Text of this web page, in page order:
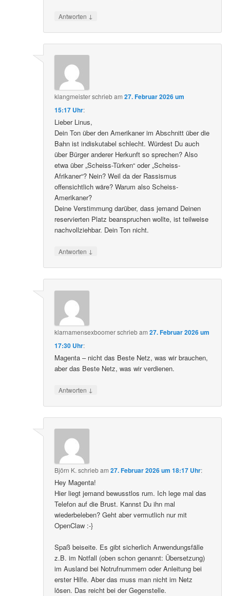
Antworten ↓
klangmeisterschriebam27. Februar 2026 um
15:17 Uhr:
Lieber Linus,
Dein Ton über den Amerikaner im Abschnitt über die
Bahn ist indiskutabel schlecht. Würdest Du auch
über Bürger anderer Herkunft so sprechen? Also
etwa über „Scheiss-Türken“ oder „Scheiss-
Afrikaner“? Nein? Weil da der Rassismus
offensichtlich wäre? Warum also Scheiss-
Amerikaner?
Deine Verstimmung darüber, dass jemand Deinen
reservierten Platz beanspruchen wollte, ist teilweise
nachvollziehbar. Dein Ton nicht.
Antworten ↓
klarnamensexboomerschriebam27. Februar 2026 um
17:30 Uhr:
Magenta – nicht das Beste Netz, was wir brauchen,
aber das Beste Netz, was wir verdienen.
Antworten ↓
Björn K. schriebam27. Februar 2026 um 18:17 Uhr:
Hey Magenta!
Hier liegt jemand bewusstlos rum. Ich lege mal das
Telefon auf die Brust. Kannst Du ihn mal
wiederbeleben? Geht aber vermutlich nur mit
OpenClaw :-}
Spaß beiseite. Es gibt sicherlich Anwendungsfälle
z.B. im Notfall (oben schon genannt: Übersetzung)
im Ausland bei Notrufnummern oder Anleitung bei
erster Hilfe. Aber das muss man nicht im Netz
lösen. Das reicht bei der Gegenstelle.